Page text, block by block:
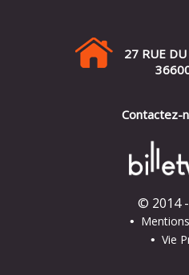
27 RUE
Contactez-
© 2014
•
• Vie